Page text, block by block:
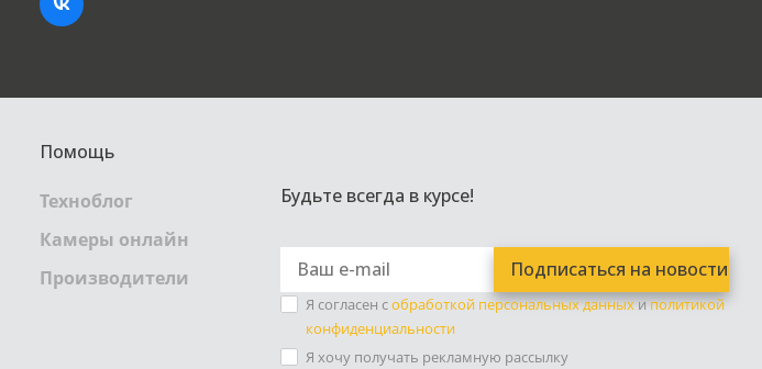
Помощь
Техноблог
Камеры онлайн
Производители
Будьте всегда в курсе!
Я согласен собработкой персональных данныхиполитикой
конфиденциальности
Я хочу получать рекламную рассылку